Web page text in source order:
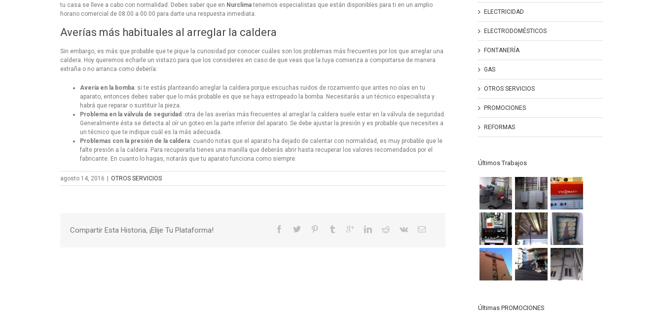
tu casa se lleve a cabo con normalidad. Debes saber que en Nurclimatenemos especialistas que están disponibles para ti en un amplio
horario comercial de 08:00 a 00:00 para darte una respuesta inmediata.
Averías más habituales al arreglar la caldera
Sin embargo, es más que probable que te pique la curiosidad por conocer cuáles son los problemas más frecuentes por los que arreglar una
caldera. Hoy queremos echarle un vistazo para que los consideres en caso de que veas que la tuya comienza a comportarse de manera
extraña o no arranca como debería:
Avería en la bomba: si te estás planteando arreglar la caldera porque escuchas ruidos de rozamiento que antes no oías en tu
aparato, entonces debes saber que lo más probable es que se haya estropeado la bomba. Necesitarás a un técnico especialista y
habrá que reparar o sustituir la pieza.
Problema en la válvula de seguridad : otra de las averías más frecuentes al arreglar la caldera suele estar en la válvula de seguridad.
Generalmente ésta se detecta al oír un goteo en la parte inferior del aparato. Se debe ajustar la presión y es probable que necesites a
un técnico que te indique cuál es la más adecuada.
Problemas con la presión de la caldera: cuando notas que el aparato ha dejado de calentar con normalidad, es muy probable que le
falte presión a la caldera. Para recuperarla tienes una manilla que deberás abrir hasta recuperar los valores recomendados por el
fabricante. En cuanto lo hagas, notarás que tu aparato funciona como siempre.
agosto 14, 2016 | OTROS SERVICIOS
Compartir Esta Historia, ¡Elije Tu Plataforma!
ELECTRICIDAD
ELECTRODOMÉSTICOS
FONTANERÍA
GAS
OTROS SERVICIOS
PROMOCIONES
REFORMAS
Últimos Trabajos
Últimas PROMOCIONES